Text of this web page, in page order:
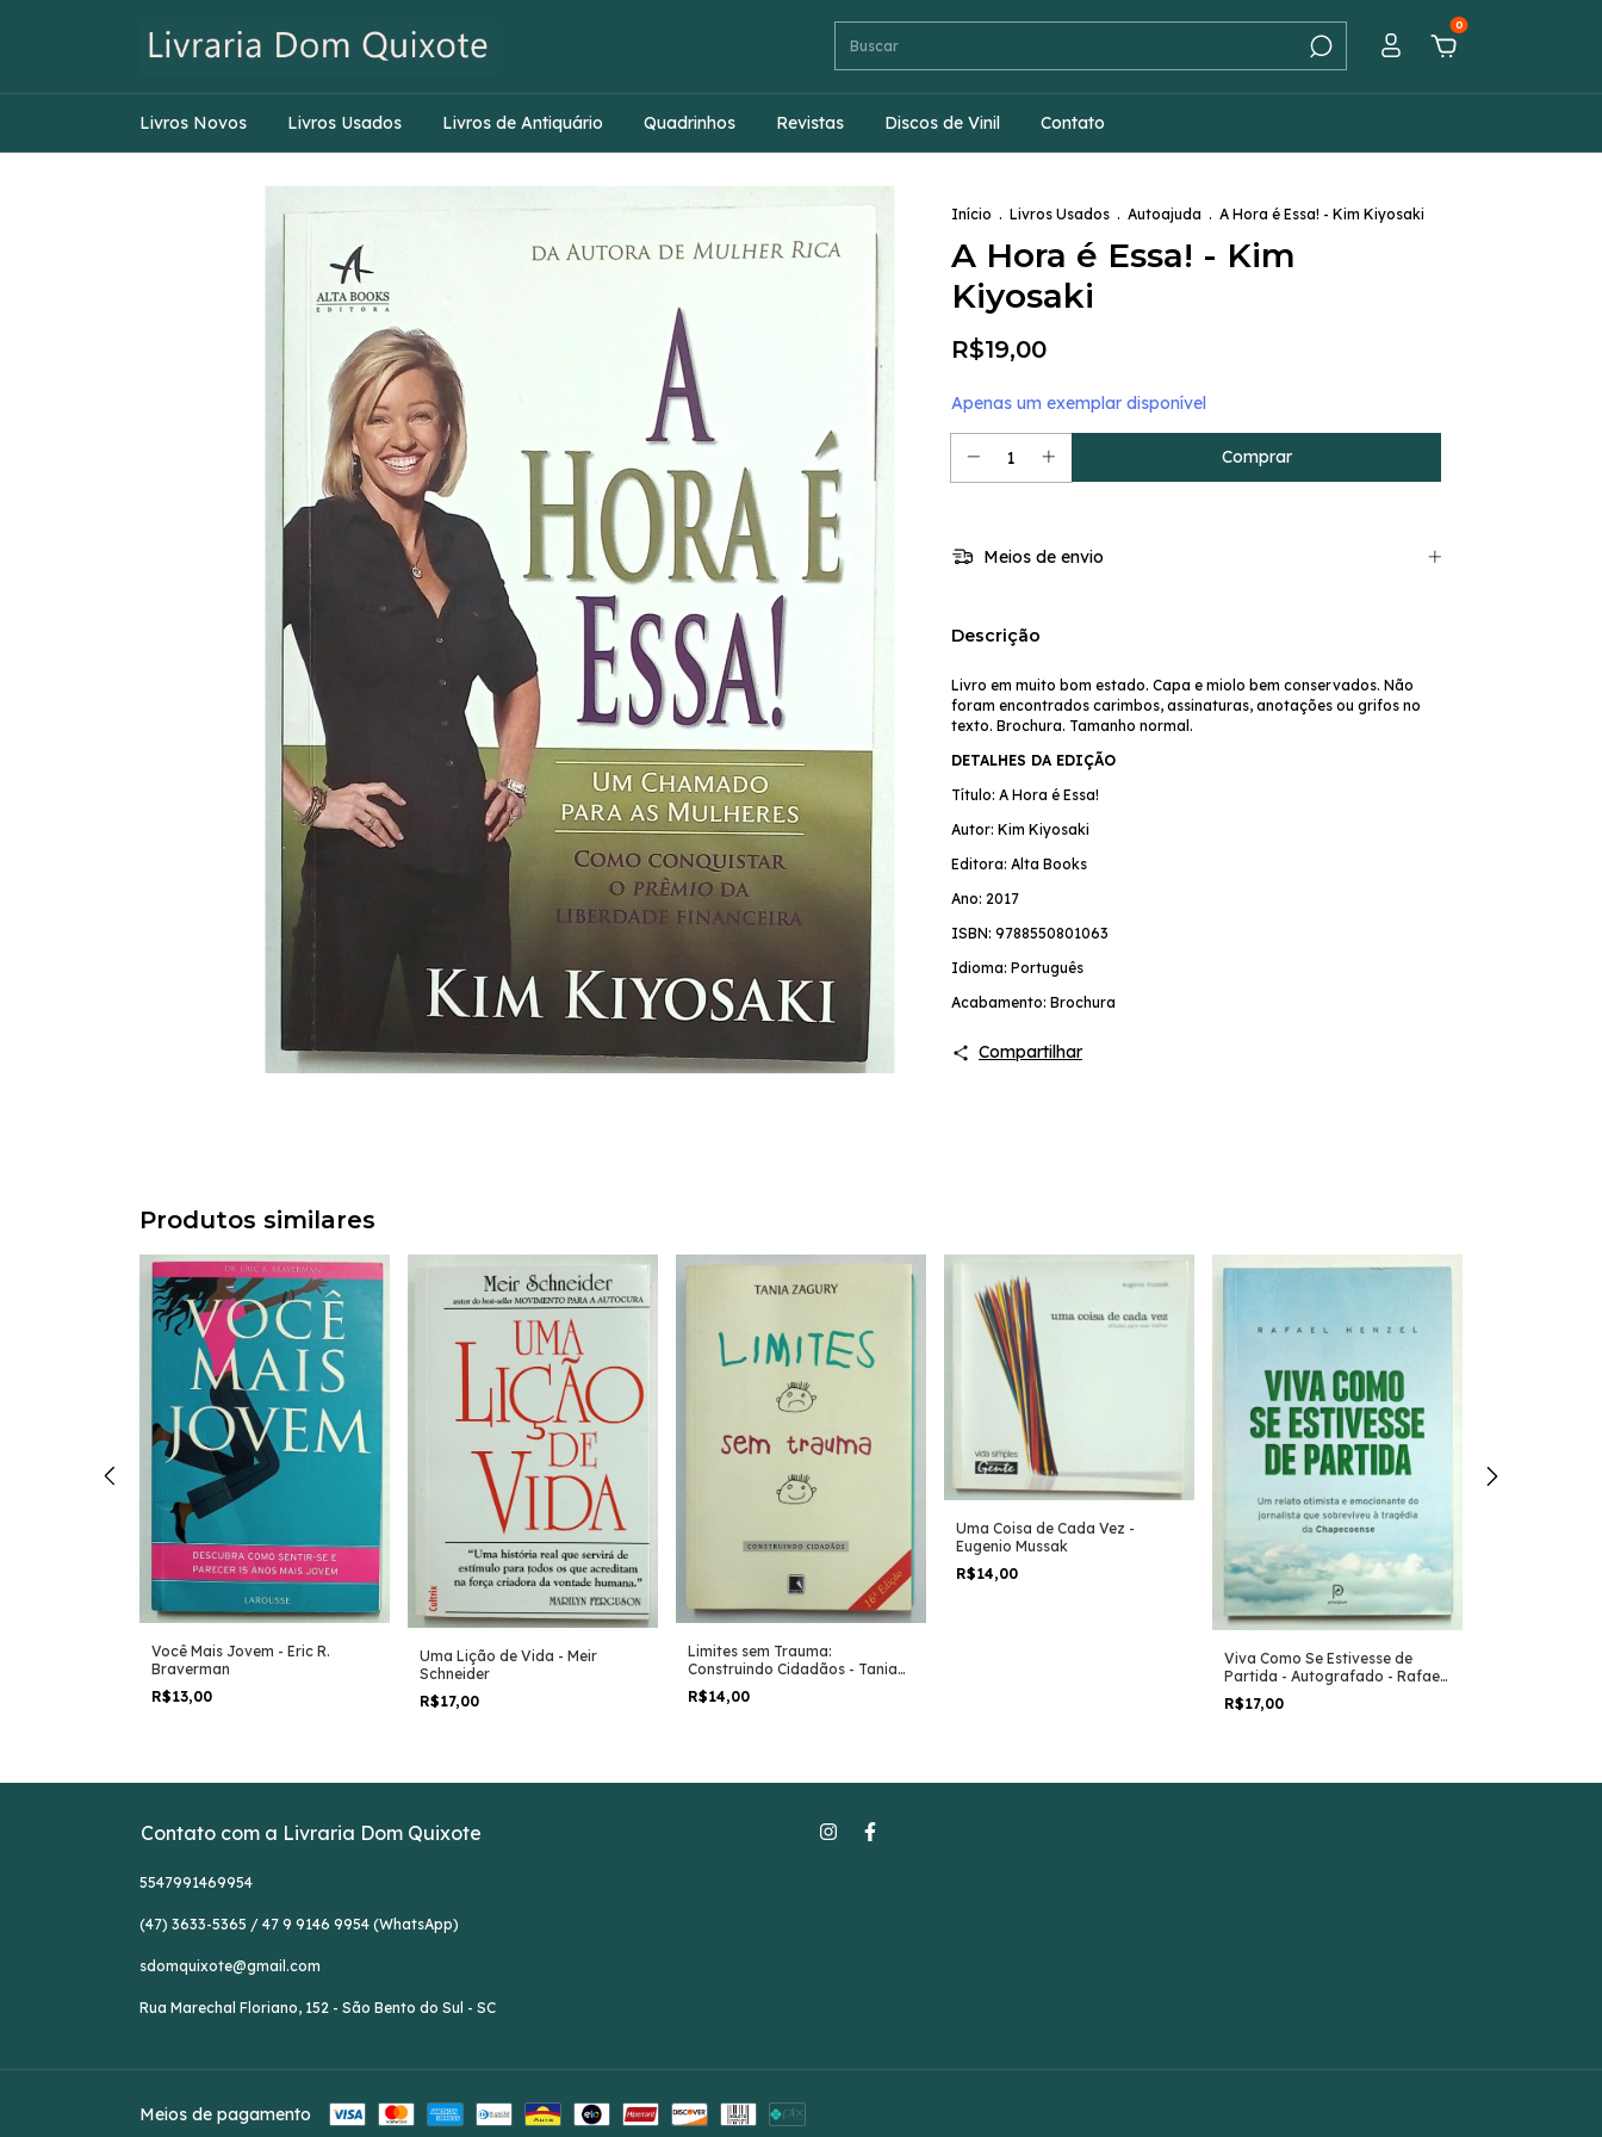
0
Livros Novos Livros Usados Livros de Antiquário Quadrinhos Revistas Discos de Vinil Contato
Início . Livros Usados . Autoajuda . A Hora é Essa! - Kim Kiyosaki
A Hora é Essa! - Kim
Kiyosaki
R$19,00
Apenas um exemplar disponível
Meios de envio
Descrição
Livro em muito bom estado. Capa e miolo bem conservados. Não
foram encontrados carimbos, assinaturas, anotações ou grifos no
texto. Brochura. Tamanho normal.
DETALHES DA EDIÇÃO
Título: A Hora é Essa!
Autor: Kim Kiyosaki
Editora: Alta Books
Ano: 2017
ISBN: 9788550801063
Idioma: Português
Acabamento: Brochura
Compartilhar
Produtos similares
Você Mais Jovem - Eric R.
Braverman
R$13,00
Uma Lição de Vida - Meir
Schneider
R$17,00
Limites sem Trauma:
Construindo Cidadãos - Tania
Zagury
R$14,00
Uma Coisa de Cada Vez -
Eugenio Mussak
R$14,00
Viva Como Se Estivesse de
Partida - Autografado - Rafael
Henzel
R$17,00
Contato com a Livraria Dom Quixote
5547991469954
(47) 3633-5365 / 47 9 9146 9954 (WhatsApp)
sdomquixote@gmail.com
Rua Marechal Floriano, 152 - São Bento do Sul - SC
Meios de pagamento